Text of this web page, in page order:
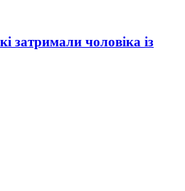
затримали чоловіка із